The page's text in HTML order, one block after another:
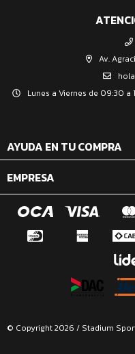
Av.
Lunes a Viernes de 09:30
AYUDA EN TU COMPRA
EMPRESA
© Copyright 2026 / Stadium